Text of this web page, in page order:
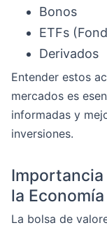
Bonos
ETFs
Derivados
Entender estos
mercados es
informadas y
inversiones.
Importancia
la
La bolsa de